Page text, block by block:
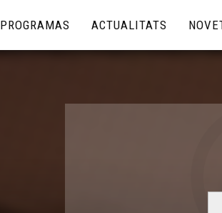
PROGRAMAS ACTUALITATS